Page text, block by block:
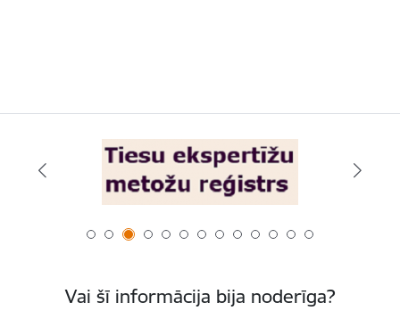
Vai šī informācija bija noderīga?